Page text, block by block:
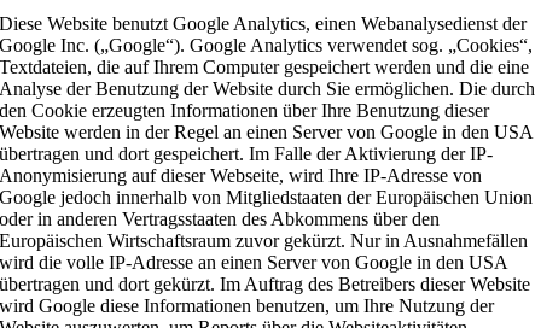
Diese Website benutzt Google Analytics, einen Webanalysedienst der
Google Inc. („Google“). Google Analytics verwendet sog. „Cookies“,
Textdateien, die auf Ihrem Computer gespeichert werden und die eine
Analyse der Benutzung der Website durch Sie ermöglichen. Die durch
den Cookie erzeugten Informationen über Ihre Benutzung dieser
Website werden in der Regel an einen Server von Google in den USA
übertragen und dort gespeichert. Im Falle der Aktivierung der IP-
Anonymisierung auf dieser Webseite, wird Ihre IP-Adresse von
Google jedoch innerhalb von Mitgliedstaaten der Europäischen Union
oder in anderen Vertragsstaaten des Abkommens über den
Europäischen Wirtschaftsraum zuvor gekürzt. Nur in Ausnahmefällen
wird die volle IP-Adresse an einen Server von Google in den USA
übertragen und dort gekürzt. Im Auftrag des Betreibers dieser Website
wird Google diese Informationen benutzen, um Ihre Nutzung der